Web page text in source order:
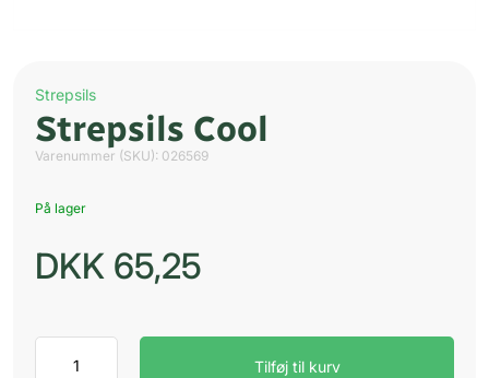
Strepsils
Strepsils Cool
Varenummer (SKU): 026569
På lager
DKK 65,25
Tilføj til kurv